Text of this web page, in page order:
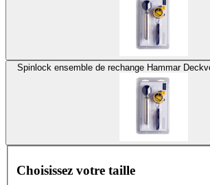
Choisissez votre taille